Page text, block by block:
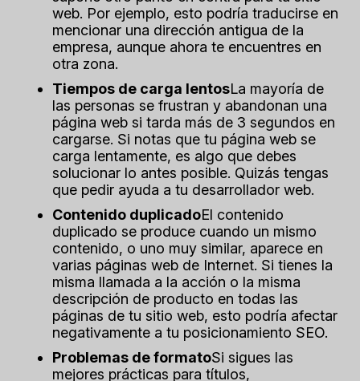
web. Por ejemplo, esto podría traducirse en
mencionar una dirección antigua de la
empresa, aunque ahora te encuentres en
otra zona.
Tiempos de carga lentosLa mayoría de
las personas se frustran y abandonan una
página web si tarda más de 3 segundos en
cargarse. Si notas que tu página web se
carga lentamente, es algo que debes
solucionar lo antes posible. Quizás tengas
que pedir ayuda a tu desarrollador web.
Contenido duplicadoEl contenido
duplicado se produce cuando un mismo
contenido, o uno muy similar, aparece en
varias páginas web de Internet. Si tienes la
misma llamada a la acción o la misma
descripción de producto en todas las
páginas de tu sitio web, esto podría afectar
negativamente a tu posicionamiento SEO.
Problemas de formatoSi sigues las
mejores prácticas para títulos,